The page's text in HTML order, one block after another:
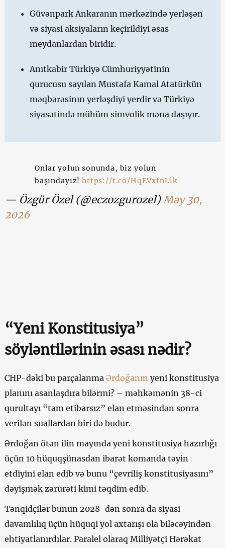
Güvənpark Ankaranın mərkəzində yerləşən
və siyasi aksiyaların keçirildiyi əsas
meydanlardan biridir.
Anıtkabir Türkiyə Cümhuriyyətinin
qurucusu sayılan Mustafa Kamal Atatürkün
məqbərəsinın yerləşdiyi yerdir və Türkiyə
siyasətində mühüm simvolik məna daşıyır.
Onlar yolun sonunda, biz yolun
başındayız!https://t.co/HqEVxtnLlk
— Özgür Özel (@eczozgurozel) May 30,
2026
“Yeni Konstitusiya”
söyləntilərinin əsası nədir?
CHP-dəki bu parçalanma Ərdoğanın yeni konstitusiya
planını asanlaşdıra bilərmi? – məhkəmənin 38-ci
qurultayı “tam etibarsız” elan etməsindən sonra
verilən suallardan biri də budur.
Ərdoğan ötən ilin mayında yeni konstitusiya hazırlığı
üçün 10 hüquqşünasdan ibarət komanda təyin
etdiyini elan edib və bunu “çevriliş konstitusiyasını”
dəyişmək zərurəti kimi təqdim edib.
Tənqidçilər bunun 2028-dən sonra da siyasi
davamlılıq üçün hüquqi yol axtarışı ola biləcəyindən
ehtiyatlanırdılar. Paralel olaraq Milliyətçi Hərəkat